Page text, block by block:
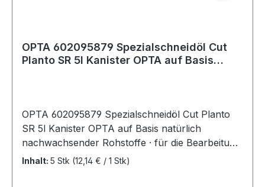
OPTA 602095879 Spezialschneidöl Cut
Planto SR 5l Kanister OPTA auf Basis
OPTA 602095879 Spezialschneidöl Cut Planto
SR 5l Kanister OPTA auf Basis natürlich
nachwachsender Rohstoffe · für die Bearbeitung
von Aluminium, Edelstahl und Stahl · sehr gute
Inhalt: 5 Stk (12,14 € / 1 Stk)